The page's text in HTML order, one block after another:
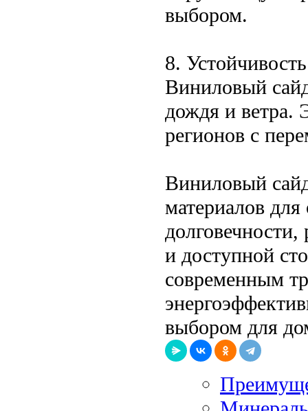
выбором.
8.
Виниловый
дождя и ветра.
регионов с
Виниловый
материалов для
долговечности,
и доступной
современным
выбором для